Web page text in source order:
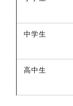
中学生
高中生